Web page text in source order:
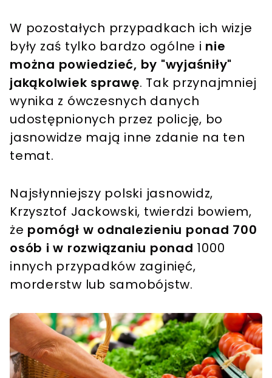
W pozostałych przypadkach ich wizje
były zaś tylko bardzo ogólne i nie
można powiedzieć, by "wyjaśniły"
jakąkolwiek sprawę. Tak przynajmniej
wynika z ówczesnych danych
udostępnionych przez policję, bo
jasnowidze mają inne zdanie na ten
temat.
Najsłynniejszy polski jasnowidz,
Krzysztof Jackowski, twierdzi bowiem,
że pomógł w odnalezieniu ponad 700
osób i w rozwiązaniu ponad 1000
innych przypadków zaginięć,
morderstw lub samobójstw.